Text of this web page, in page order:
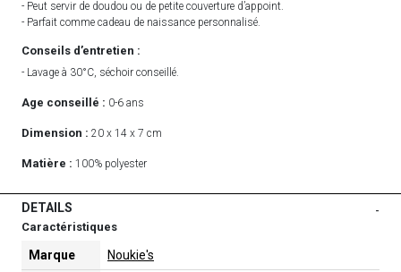
- Peut servir de doudou ou de petite couverture d’appoint.
- Parfait comme cadeau de naissance personnalisé.
Conseils d’entretien :
- Lavage à 30°C, séchoir conseillé.
Age conseillé : 0-6 ans
Dimension : 20 x 14 x 7 cm
Matière : 100% polyester
DETAILS -
Caractéristiques
Marque Noukie's